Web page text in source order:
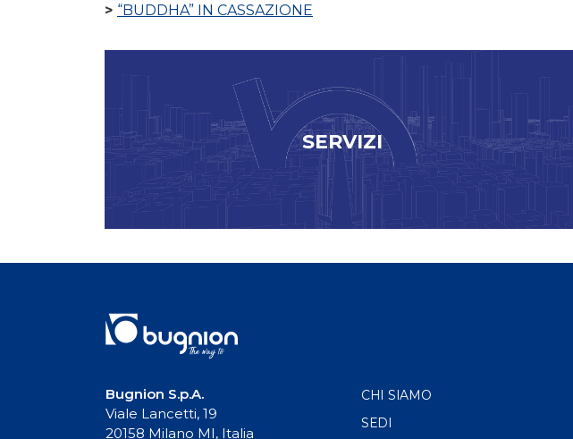
“BUDDHA” IN CASSAZIONE
SERVIZI
Bugnion S.p.A.
Viale Lancetti, 19
20158 Milano MI, Italia
CHI SIAMO
SEDI